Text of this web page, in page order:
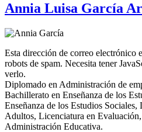
Annia Luisa García
Esta dirección de correo electrónico
robots de spam. Necesita tener
verlo.
Diplomado en Administración de
Bachillerato en Enseñanza de los
Enseñanza de los Estudios
Adultos, Licenciatura en
Administración Educativa.